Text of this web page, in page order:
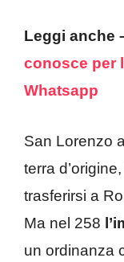
Leggi anche
conosce per
Whatsapp
San Lorenzo
terra
trasferirsi a
Ma nel 258
un ordinanza